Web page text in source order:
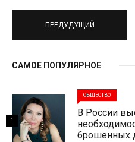
ПРЕДУДУЩИЙ
САМОЕ ПОПУЛЯРНОЕ
ОБЩЕСТВО
В России
брошенных
1